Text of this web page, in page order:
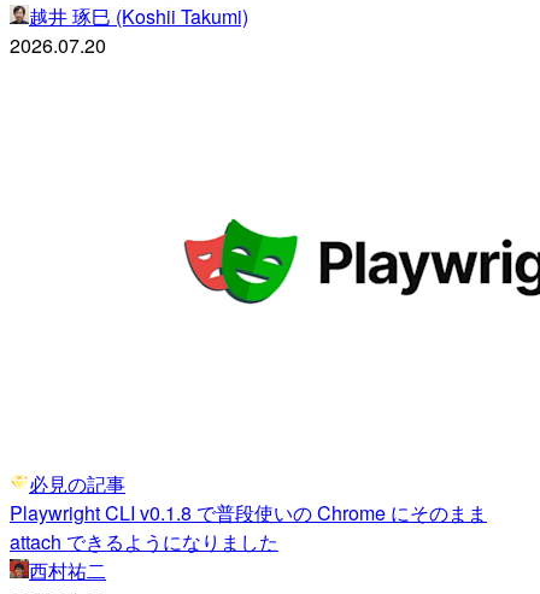
越井 琢巳 (Koshii Takumi)
2026.07.20
必見の記事
Playwright CLI v0.1.8 で普段使いの Chrome にそのまま
attach できるようになりました
西村祐二